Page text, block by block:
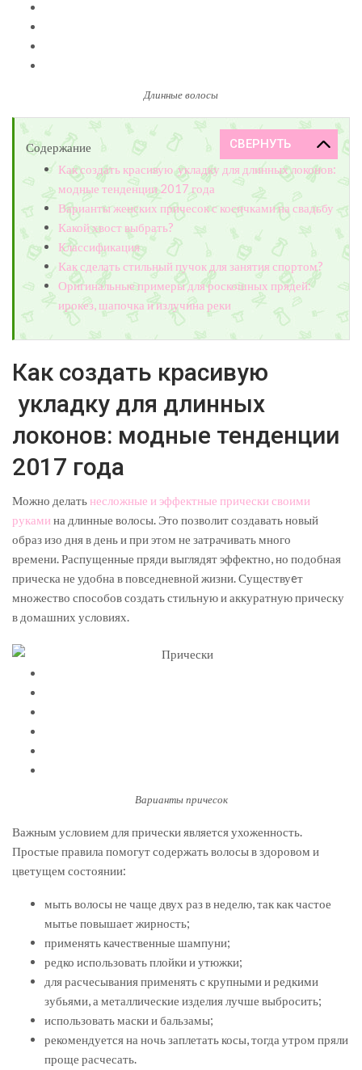
Длинные волосы
Содержание
Как создать красивую укладку для длинных локонов:
модные тенденции 2017 года
Варианты женских причесок с косичками на свадьбу
Какой хвост выбрать?
Классификация
Как сделать стильный пучок для занятия спортом?
Оригинальные примеры для роскошных прядей:
ирокез, шапочка и излучина реки
Как создать красивую
укладку для длинных
локонов: модные тенденции
2017 года
Можно делатьнесложные и эффектные прически своими
руками на длинные волосы. Это позволит создавать новый
образ изо дня в день и при этом не затрачивать много
времени. Распущенные пряди выглядят эффектно, но подобная
прическа не удобна в повседневной жизни. Существуeт
множество способов создать стильную и аккуратную прическу
в домашних условиях.
Варианты причесок
Важным условием для прически является ухоженность.
Простые правила помогут содержать волосы в здоровом и
цветущем состоянии:
мыть волосы не чаще двух раз в неделю, так как частое
мытье повышает жирность;
применять качественные шампуни;
редко использовать плойки и утюжки;
для расчесывания применять с крупными и редкими
зубьями, а металлические изделия лучше выбросить;
использовать маски и бальзамы;
рекомендуется на ночь заплетать косы, тогда утром пряли
проще расчесать.